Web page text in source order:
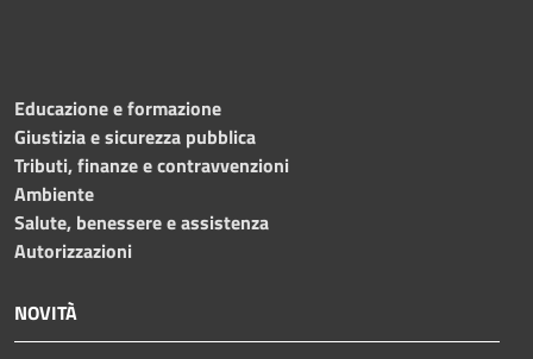
Educazione e formazione
Giustizia e sicurezza pubblica
Tributi, finanze e contravvenzioni
Ambiente
Salute, benessere e assistenza
Autorizzazioni
NOVITÀ